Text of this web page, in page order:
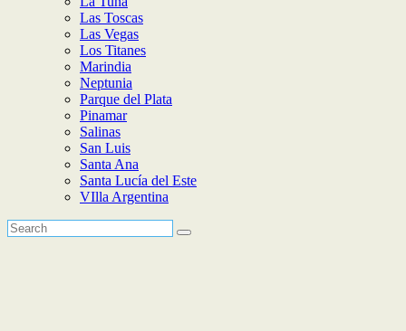
Las Toscas
Las Vegas
Los Titanes
Marindia
Neptunia
Parque del Plata
Pinamar
Salinas
San Luis
Santa Ana
Santa Lucía del Este
VIlla Argentina